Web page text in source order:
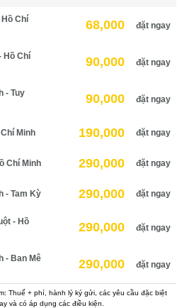
Hồ Chí
68,000 đặt ngay
Hồ Chí
90,000 đặt ngay
- Tuy
90,000 đặt ngay
Minh 190,000 đặt ngay
Chí Minh 290,000 đặt ngay
- Tam Kỳ 290,000 đặt ngay
- Hồ
290,000 đặt ngay
- Ban Mê
290,000 đặt ngay
Thuế + phí, hành lý ký gửi, các yêu cầu đặc biệt
và có áp dụng các điều kiện.